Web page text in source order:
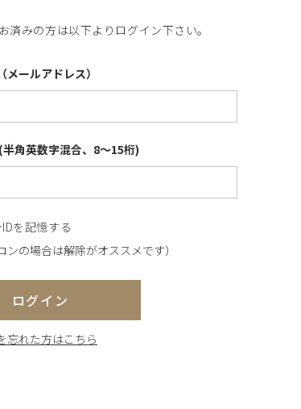
済みの方は以下よりログイン下さい。
メールアドレス）
角英数字混合、8～15桁)
を記憶する
ンの場合は解除がオススメです）
ログイン
忘れた方はこちら